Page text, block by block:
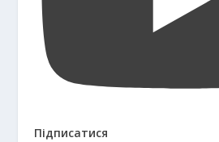
Підписатися